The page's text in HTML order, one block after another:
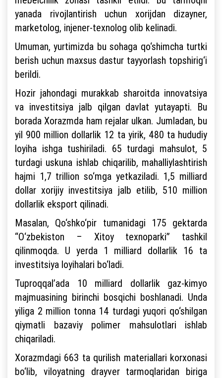
yanada rivojlantirish uchun xorijdan dizayner,
marketolog, injener-texnolog olib kelinadi.
Umuman, yurtimizda bu sohaga qo‘shimcha turtki
berish uchun maxsus dastur tayyorlash topshirig‘i
berildi.
Hozir jahondagi murakkab sharoitda innovatsiya
va investitsiya jalb qilgan davlat yutayapti. Bu
borada Xorazmda ham rejalar ulkan. Jumladan, bu
yil 900 million dollarlik 12 ta yirik, 480 ta hududiy
loyiha ishga tushiriladi. 65 turdagi mahsulot, 5
turdagi uskuna ishlab chiqarilib, mahalliylashtirish
hajmi 1,7 trillion so‘mga yetkaziladi. 1,5 milliard
dollar xorijiy investitsiya jalb etilib, 510 million
dollarlik eksport qilinadi.
Masalan, Qo‘shko‘pir tumanidagi 175 gektarda
“O‘zbekiston – Xitoy texnoparki” tashkil
qilinmoqda. U yerda 1 milliard dollarlik 16 ta
investitsiya loyihalari bo‘ladi.
Tuproqqal’ada 10 milliard dollarlik gaz-kimyo
majmuasining birinchi bosqichi boshlanadi. Unda
yiliga 2 million tonna 14 turdagi yuqori qo‘shilgan
qiymatli bazaviy polimer mahsulotlari ishlab
chiqariladi.
Xorazmdagi 663 ta qurilish materiallari korxonasi
bo‘lib, viloyatning drayver tarmoqlaridan biriga